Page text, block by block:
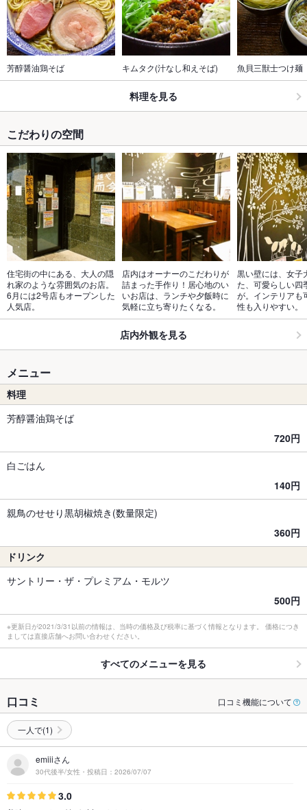
芳醇醤油鶏そば キムタク(汁なし和えそば) 魚貝三獣士つけ麺
料理を見る
こだわりの空間
住宅街の中にある、大人の隠
れ家のような雰囲気のお店。
6月には2号店もオープンした
人気店。
店内はオーナーのこだわりが
詰まった手作り！居心地のい
いお店は、ランチや夕飯時に
気軽に立ち寄りたくなる。
黒い壁には、女子
た、可愛らしい四
が。インテリアも
性も入りやすい。
店内外観を見る
メニュー
料理
芳醇醤油鶏そば
720円
白ごはん
140円
親鳥のせせり黒胡椒焼き(数量限定)
360円
ドリンク
サントリー・ザ・プレミアム・モルツ
500円
※更新日が2021/3/31以前の情報は、当時の価格及び税率に基づく情報となります。 価格につき
ましては直接店舗へお問い合わせください。
すべてのメニューを見る
口コミ 口コミ機能について
一人で(1)
emiiiさん
30代後半/女性・投稿日：2026/07/07
3.0